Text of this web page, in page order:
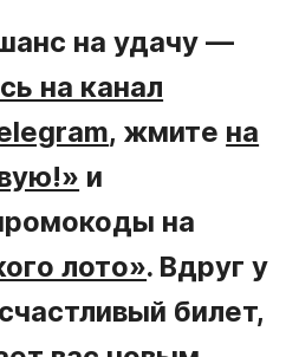
на удачу —
на канал
, жмите на
и
на
лото». Вдруг у
билет,